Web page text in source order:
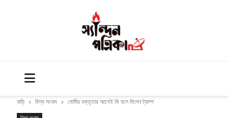
বাড়ি বিশ্ব সংবাদ মোদীর বক্তৃতার আগেই কি বলে দিলেন ট্রাম্প